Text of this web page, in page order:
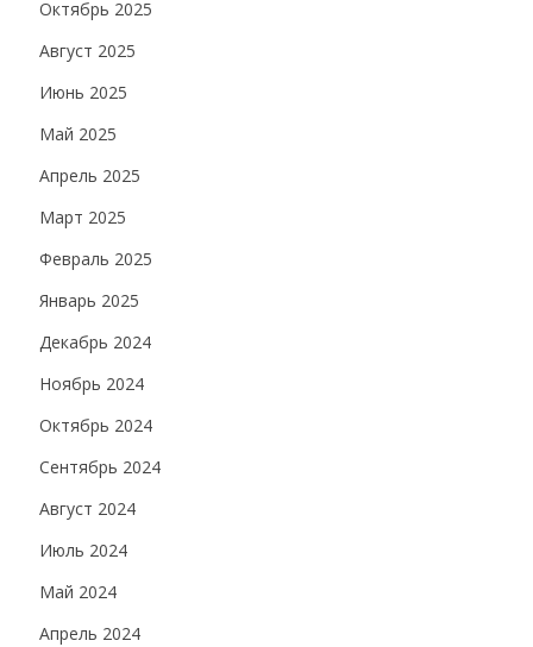
Октябрь 2025
Август 2025
Июнь 2025
Май 2025
Апрель 2025
Март 2025
Февраль 2025
Январь 2025
Декабрь 2024
Ноябрь 2024
Октябрь 2024
Сентябрь 2024
Август 2024
Июль 2024
Май 2024
Апрель 2024